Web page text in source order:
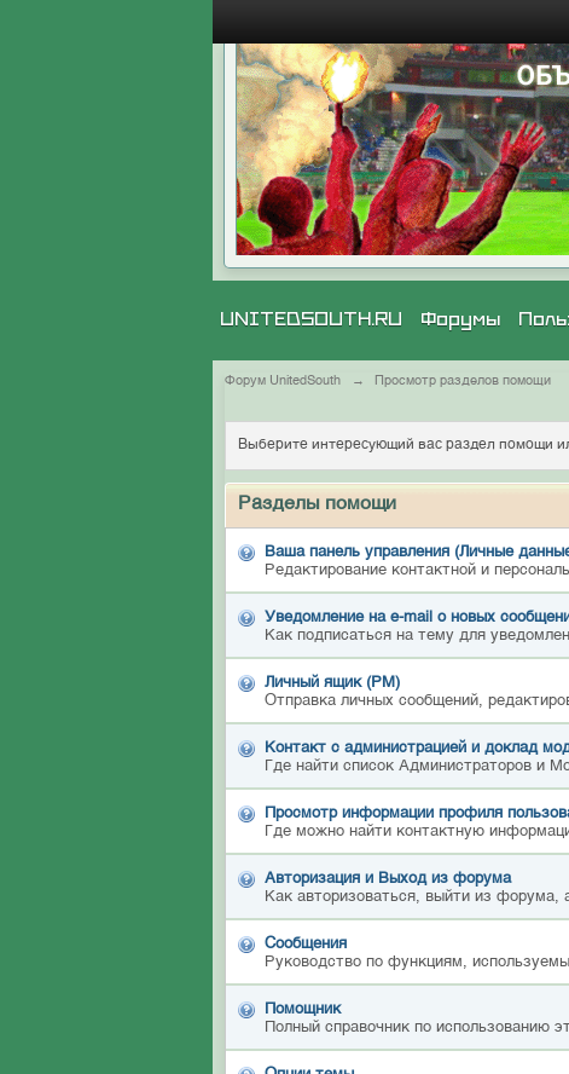
UNITEDSOUTH.RU Форумы
Форум UnitedSouth → Просмотр разделов помощи
Выберите интересующий вас раздел помощи
Разделы помощи
Ваша панель управления (Личные
Редактирование контактной и
Уведомление на e-mail о новых
Как подписаться на тему для
Личный ящик (PM)
Отправка личных сообщений,
Контакт с администрацией и доклад
Где найти список Администраторов и
Просмотр информации профиля
Где можно найти контактную
Авторизация и Выход из форума
Как авторизоваться, выйти из форума,
Сообщения
Руководство по функциям,
Помощник
Полный справочник по использованию